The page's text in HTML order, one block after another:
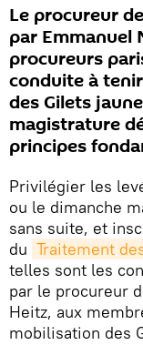
Le procureur
par Emmanuel
procureurs
conduite à
des Gilets
magistrature
principes
Privilégier les
ou le dimanche
sans suite, et
du Traitement
telles sont les
par le procureur
Heitz, aux
mobilisation des